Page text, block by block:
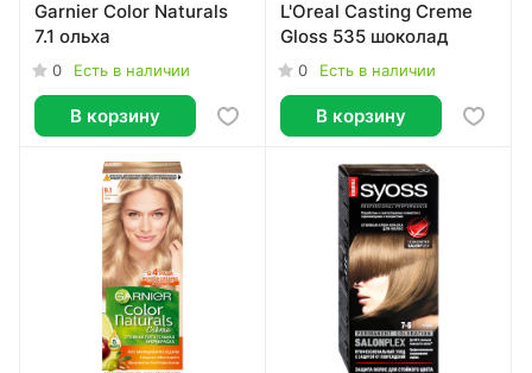
Garnier Color Naturals
7.1 ольха
0 Есть в наличии
В корзину
L'Oreal Casting Creme
Gloss 535 шоколад
0 Есть в наличии
В корзину